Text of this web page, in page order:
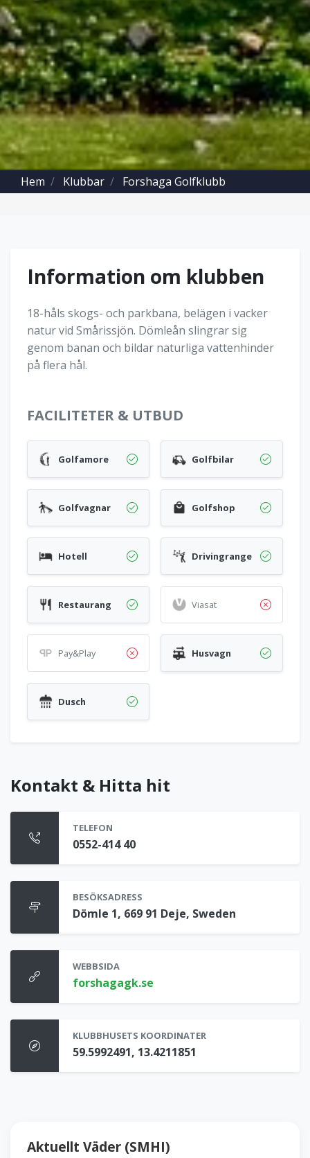
Hem Klubbar Forshaga Golfklubb
Information om klubben
18-håls skogs- och parkbana, belägen i vacker
natur vid Smårissjön. Dömleån slingrar sig
genom banan och bildar naturliga vattenhinder
på flera hål.
FACILITETER & UTBUD
Golfamore Golfbilar
Golfvagnar Golfshop
Hotell Drivingrange
Restaurang Viasat
Pay&Play Husvagn
Dusch
Kontakt & Hitta hit
TELEFON
0552-414 40
BESÖKSADRESS
Dömle 1, 669 91 Deje, Sweden
WEBBSIDA
forshagagk.se
KLUBBHUSETS KOORDINATER
59.5992491, 13.4211851
Aktuellt Väder (SMHI)